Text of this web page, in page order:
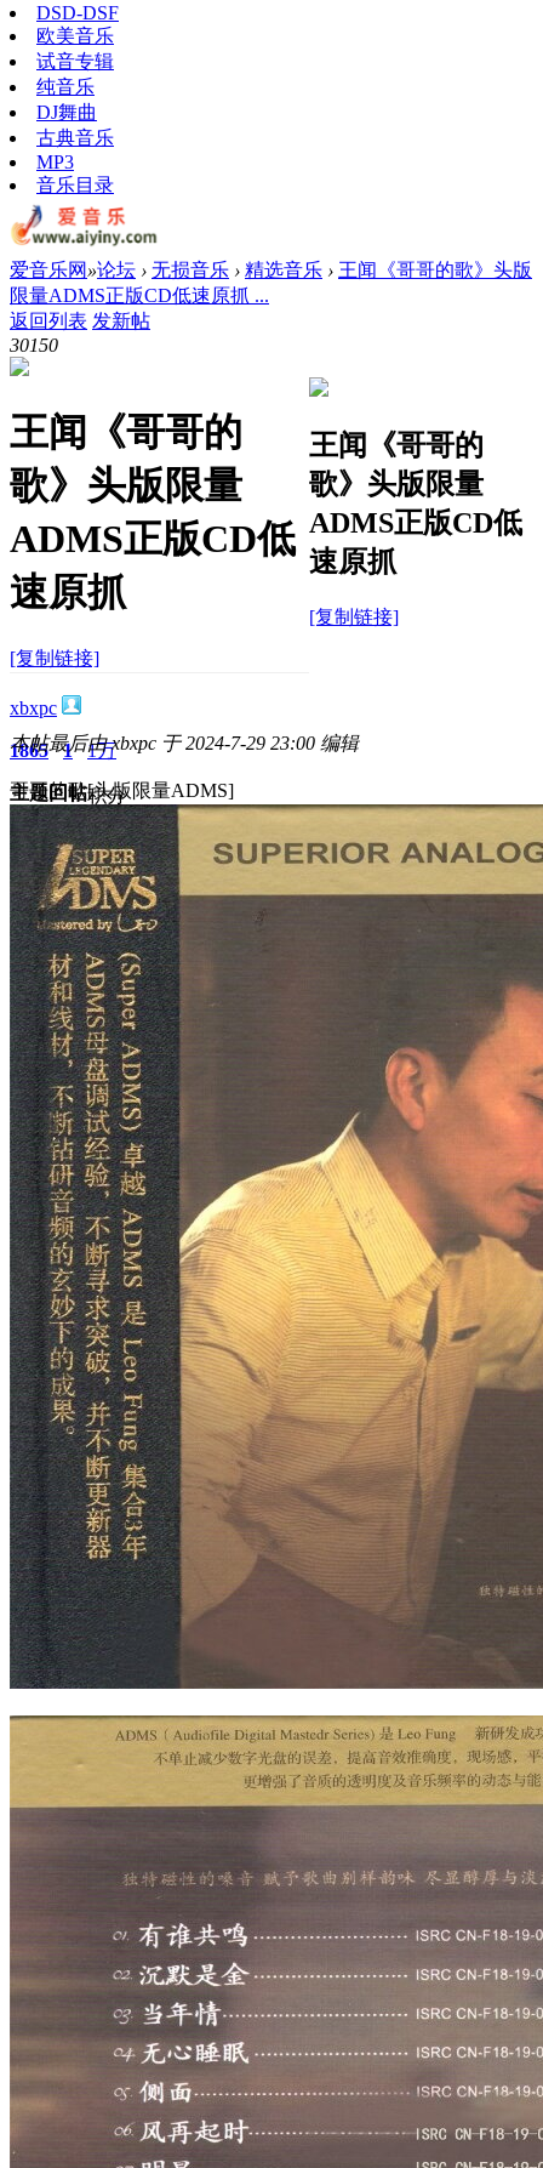
DSD-DSF
欧美音乐
试音专辑
纯音乐
DJ舞曲
古典音乐
MP3
音乐目录
爱音乐网 »论坛 › 无损音乐 › 精选音乐 › 王闻《哥哥的歌》头版
限量ADMS正版CD低速原抓 ...
返回列表 发新帖
30150
王闻《哥哥的
歌》头版限量
ADMS正版CD低
速原抓
[复制链接]
王闻《哥哥的
歌》头版限量
ADMS正版CD低
速原抓
[复制链接]
xbxpc
1865
主题
1
回帖
1万
积分
积分
10117
2024-7-23 14:41:10 / 显示全部楼层
30150
本帖最后由 xbxpc 于 2024-7-29 23:00 编辑
哥哥的歌[头版限量ADMS]